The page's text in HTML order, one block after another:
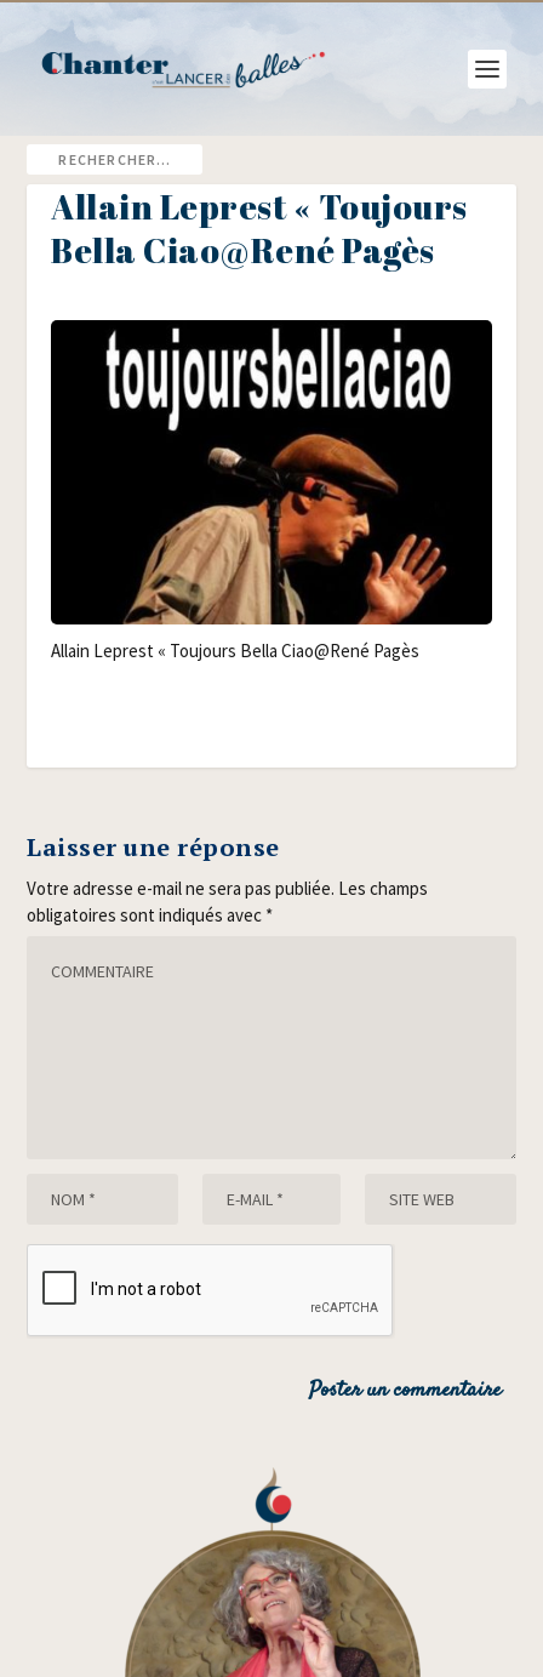
Allain Leprest « Toujours
Bella Ciao@René Pagès
Allain Leprest « Tou­jours Bel­la Ciao@René Pagès
Laisser une réponse
Votre adresse e-mail ne sera pas publiée. Les champs
obligatoires sont indiqués avec *